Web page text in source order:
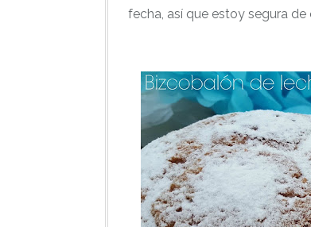
fecha, así que estoy segura